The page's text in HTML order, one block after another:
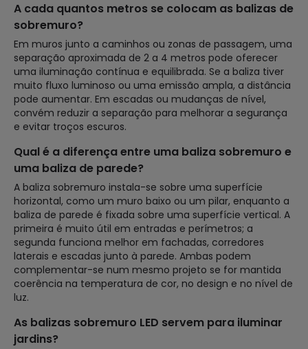
A cada quantos metros se colocam as balizas de
sobremuro?
Em muros junto a caminhos ou zonas de passagem, uma
separação aproximada de 2 a 4 metros pode oferecer
uma iluminação contínua e equilibrada. Se a baliza tiver
muito fluxo luminoso ou uma emissão ampla, a distância
pode aumentar. Em escadas ou mudanças de nível,
convém reduzir a separação para melhorar a segurança
e evitar troços escuros.
Qual é a diferença entre uma baliza sobremuro e
uma baliza de parede?
A baliza sobremuro instala-se sobre uma superfície
horizontal, como um muro baixo ou um pilar, enquanto a
baliza de parede é fixada sobre uma superfície vertical. A
primeira é muito útil em entradas e perímetros; a
segunda funciona melhor em fachadas, corredores
laterais e escadas junto à parede. Ambas podem
complementar-se num mesmo projeto se for mantida
coerência na temperatura de cor, no design e no nível de
luz.
As balizas sobremuro LED servem para iluminar
jardins?